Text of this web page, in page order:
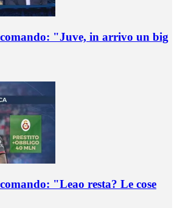
"Juve, in arrivo un big
"Leao resta? Le cose